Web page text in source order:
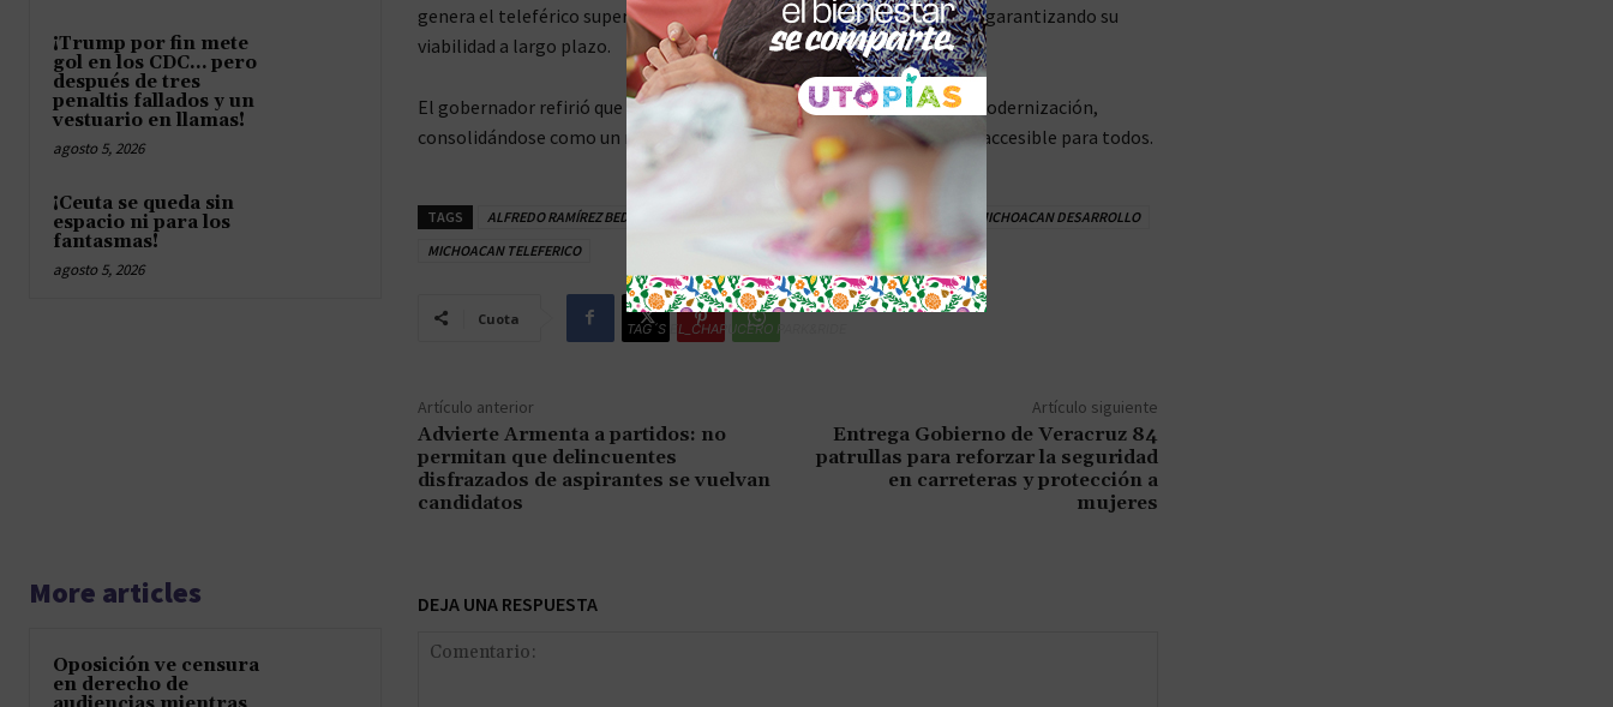
¡Trump por fin mete
gol en los CDC… pero
después de tres
penaltis fallados y un
vestuario en llamas!
agosto 5, 2026
¡Ceuta se queda sin
espacio ni para los
fantasmas!
agosto 5, 2026
genera el teleférico superan formalmente a sus costos de operación, garantizando su
viabilidad a largo plazo.
El gobernador refirió que con el teleférico, Uruapan avanza hacia la modernización,
consolidándose como un referente de infraestructura vanguardista y accesible para todos.
TAGS ALFREDO RAMÍREZ BEDOLLA MICHOACAN COMPROMISO
MICHOACAN DESARROLLO
MICHOACAN TELEFERICO
Cuota
Artículo anterior
Advierte Armenta a partidos: no
permitan que delincuentes
disfrazados de aspirantes se vuelvan
candidatos
Artículo siguiente
Entrega Gobierno de Veracruz 84
patrullas para reforzar la seguridad
en carreteras y protección a
mujeres
More articles
Oposición ve censura
en derecho de
DEJA UNA RESPUESTA
TAG´S EL_CHAPUCERO PARK&RIDE